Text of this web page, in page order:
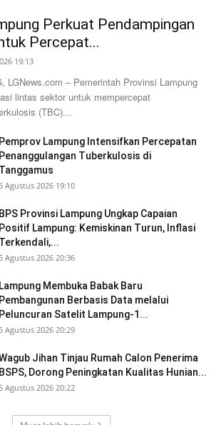
Perkuat Pendampingan
Percepat...
19:13
LGNews.com – Pemerintah Provinsi Lampung
lintas sektor untuk mempercepat
(TBC)...
Pemprov Lampung Intensifkan Percepatan
Penanggulangan Tuberkulosis di
Tanggamus
Agustus 2026 19:10
BPS Provinsi Lampung Ungkap Capaian
Positif Lampung: Kemiskinan Turun, Inflasi
Terkendali,...
5 Agustus 2026 20:36
Lampung Membuka Babak Baru
Pembangunan Berbasis Data melalui
Peluncuran Satelit Lampung-1...
5 Agustus 2026 20:29
Jihan Tinjau Rumah Calon Penerima
BSPS, Dorong Peningkatan Kualitas Hunian...
5 Agustus 2026 20:22